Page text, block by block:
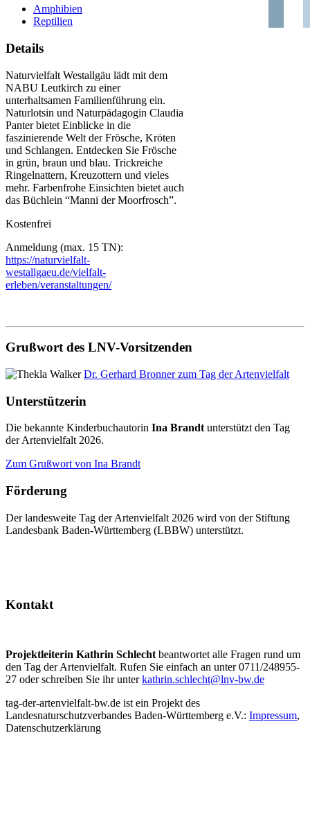
Amphibien
Reptilien
Details
Naturvielfalt Westallgäu lädt mit dem
NABU Leutkirch zu einer
unterhaltsamen Familienführung ein.
Naturlotsin und Naturpädagogin Claudia
Panter bietet Einblicke in die
faszinierende Welt der Frösche, Kröten
und Schlangen. Entdecken Sie Frösche
in grün, braun und blau. Trickreiche
Ringelnattern, Kreuzottern und vieles
mehr. Farbenfrohe Einsichten bietet auch
das Büchlein “Manni der Moorfrosch”.
Kostenfrei
Anmeldung (max. 15 TN):
https://naturvielfalt-
westallgaeu.de/vielfalt-
erleben/veranstaltungen/
Grußwort des LNV-Vorsitzenden
Dr. Gerhard Bronner zum Tag der Artenvielfalt
Unterstützerin
Die bekannte Kinderbuchautorin Ina Brandtunterstützt den Tag
der Artenvielfalt 2026.
Zum Grußwort von Ina Brandt
Förderung
Der landesweite Tag der Artenvielfalt 2026 wird von der Stiftung
Landesbank Baden-Württemberg (LBBW) unterstützt.
Kontakt
Projektleiterin Kathrin Schlecht beantwortet alle Fragen rund um
den Tag der Artenvielfalt. Rufen Sie einfach an unter 0711/248955-
27 oder schreiben Sie ihr unterkathrin.schlecht@lnv-bw.de
tag-der-artenvielfalt-bw.de ist ein Projekt des
Landesnaturschutzverbandes Baden-Württemberg e.V.: Impressum,
Datenschutzerklärung